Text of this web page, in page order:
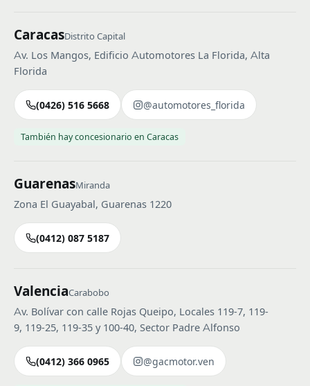
CaracasDistrito Capital
Av. Los Mangos, Edificio Automotores La Florida, Alta
Florida
(0426) 516 5668 @automotores_florida
También hay concesionario en Caracas
GuarenasMiranda
Zona El Guayabal, Guarenas 1220
(0412) 087 5187
ValenciaCarabobo
Av. Bolívar con calle Rojas Queipo, Locales 119-7, 119-
9, 119-25, 119-35 y 100-40, Sector Padre Alfonso
(0412) 366 0965 @gacmotor.ven